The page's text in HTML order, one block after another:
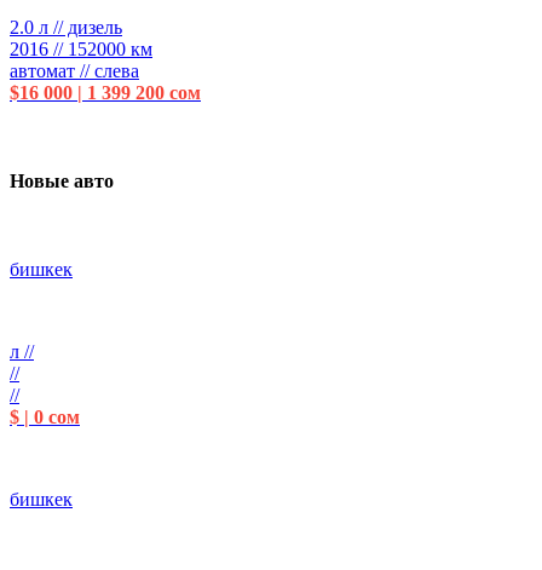
2.0 л // дизель
2016 // 152000 км
автомат // слева
$16 000 | 1 399 200 сом
Новые авто
бишкек
л //
//
//
$ | 0 сом
бишкек